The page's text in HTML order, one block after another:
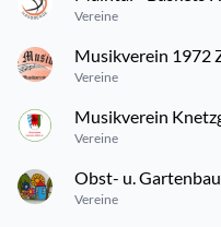
Vereine
Musikverein 1972
Vereine
Musikverein
Vereine
Obst- u.
Vereine